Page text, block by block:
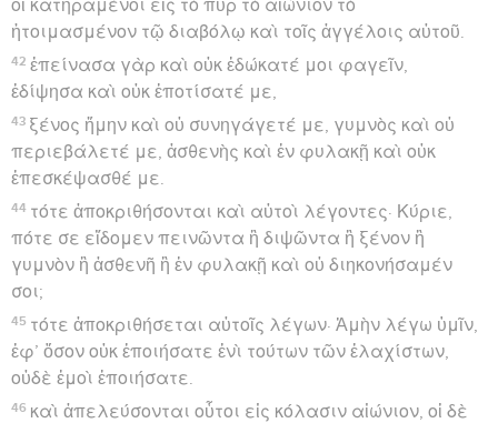
οἱ κατηραμένοι εἰς τὸ πῦρ τὸ αἰώνιον τὸ
ἡτοιμασμένον τῷ διαβόλῳ καὶ τοῖς ἀγγέλοις αὐτοῦ.
42 ἐπείνασα γὰρ καὶ οὐκ ἐδώκατέ μοι φαγεῖν,
ἐδίψησα καὶ οὐκ ἐποτίσατέ με,
43 ξένος ἤμην καὶ οὐ συνηγάγετέ με, γυμνὸς καὶ οὐ
περιεβάλετέ με, ἀσθενὴς καὶ ἐν φυλακῇ καὶ οὐκ
ἐπεσκέψασθέ με.
44 τότε ἀποκριθήσονται καὶ αὐτοὶ λέγοντες· Κύριε,
πότε σε εἴδομεν πεινῶντα ἢ διψῶντα ἢ ξένον ἢ
γυμνὸν ἢ ἀσθενῆ ἢ ἐν φυλακῇ καὶ οὐ διηκονήσαμέν
σοι;
45 τότε ἀποκριθήσεται αὐτοῖς λέγων· Ἀμὴν λέγω ὑμῖν,
ἐφ’ ὅσον οὐκ ἐποιήσατε ἑνὶ τούτων τῶν ἐλαχίστων,
οὐδὲ ἐμοὶ ἐποιήσατε.
46 καὶ ἀπελεύσονται οὗτοι εἰς κόλασιν αἰώνιον, οἱ δὲ